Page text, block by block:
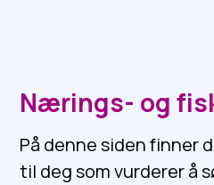
Nærings- og
På denne siden finner
til deg som vurderer å